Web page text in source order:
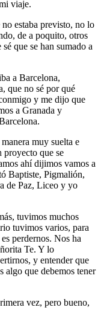
viaje.
estaba previsto, no lo
de a poquito, otros
que se han sumado a
a Barcelona,
que no sé por qué
y me dijo que
a Granada y
muy suelta e
proyecto que se
ahí dijimos vamos a
Baptiste, Pigmalión,
de Paz, Liceo y yo
tuvimos muchos
tuvimos varios, para
perdernos. Nos ha
Te. Y lo
y entender que
algo que debemos tener
vez, pero bueno,